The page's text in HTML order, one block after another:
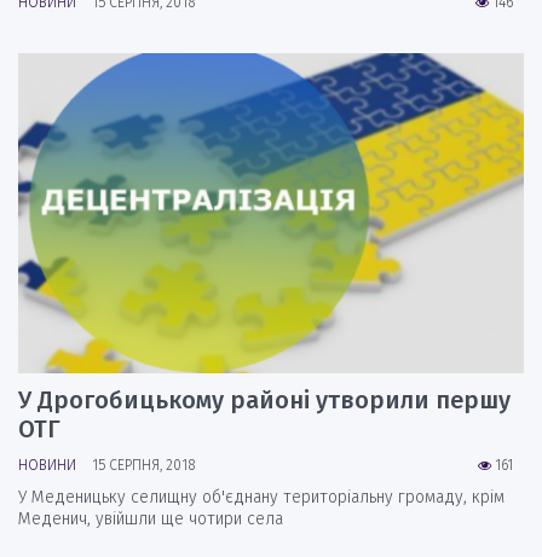
У Дрогобицькому районі утворили першу
ОТГ
161
НОВИНИ 15 СЕРПНЯ, 2018
У Меденицьку селищну об'єднану територіальну громаду, крім
Меденич, увійшли ще чотири села